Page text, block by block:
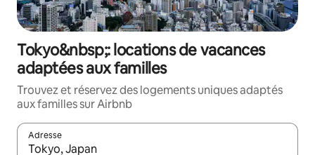
Tokyo&nbsp;: locations de vacances
adaptées aux familles
Trouvez et réservez des logements uniques adaptés
aux familles sur Airbnb
Adresse
Lorsque les résultats s'affichent, utilisez les flèches vers le